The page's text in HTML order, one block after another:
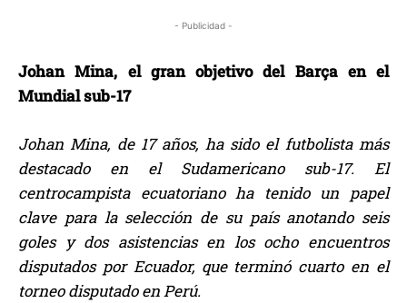
- Publicidad -
Johan Mina, el gran objetivo del Barça en el
Mundial sub-17
Johan Mina, de 17 años, ha sido el futbolista más
destacado en el Sudamericano sub-17. El
centrocampista ecuatoriano ha tenido un papel
clave para la selección de su país anotando seis
goles y dos asistencias en los ocho encuentros
disputados por Ecuador, que terminó cuarto en el
torneo disputado en Perú.